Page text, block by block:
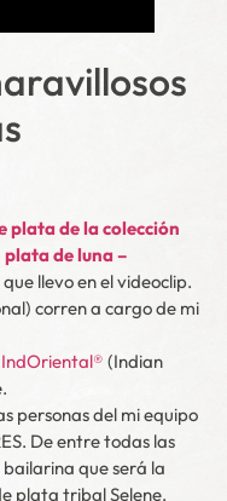
plata de la colección
plata de luna –
llevo en el videoclip.
corren a cargo de mi
IndOriental® (Indian
personas del mi equipo
De entre todas las
que será la
plata tribal Selene.